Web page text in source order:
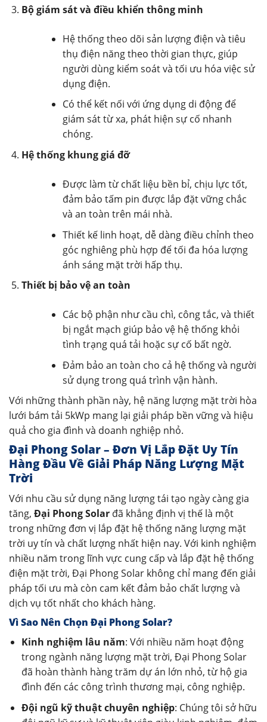
Bộ giám sát và điều khiển thông minh
Hệ thống theo dõi sản lượng điện và tiêu
thụ điện năng theo thời gian thực, giúp
người dùng kiểm soát và tối ưu hóa việc sử
dụng điện.
Có thể kết nối với ứng dụng di động để
giám sát từ xa, phát hiện sự cố nhanh
chóng.
Hệ thống khung giá đỡ
Được làm từ chất liệu bền bỉ, chịu lực tốt,
đảm bảo tấm pin được lắp đặt vững chắc
và an toàn trên mái nhà.
Thiết kế linh hoạt, dễ dàng điều chỉnh theo
góc nghiêng phù hợp để tối đa hóa lượng
ánh sáng mặt trời hấp thụ.
Thiết bị bảo vệ an toàn
Các bộ phận như cầu chì, công tắc, và thiết
bị ngắt mạch giúp bảo vệ hệ thống khỏi
tình trạng quá tải hoặc sự cố bất ngờ.
Đảm bảo an toàn cho cả hệ thống và người
sử dụng trong quá trình vận hành.
Với những thành phần này, hệ năng lượng mặt trời hòa
lưới bám tải 5kWp mang lại giải pháp bền vững và hiệu
quả cho gia đình và doanh nghiệp nhỏ.
Đại Phong Solar – Đơn Vị Lắp Đặt Uy Tín
Hàng Đầu Về Giải Pháp Năng Lượng Mặt
Trời
Với nhu cầu sử dụng năng lượng tái tạo ngày càng gia
tăng, Đại Phong Solar đã khẳng định vị thế là một
trong những đơn vị lắp đặt hệ thống năng lượng mặt
trời uy tín và chất lượng nhất hiện nay. Với kinh nghiệm
nhiều năm trong lĩnh vực cung cấp và lắp đặt hệ thống
điện mặt trời, Đại Phong Solar không chỉ mang đến giải
pháp tối ưu mà còn cam kết đảm bảo chất lượng và
dịch vụ tốt nhất cho khách hàng.
Vì Sao Nên Chọn Đại Phong Solar?
Kinh nghiệm lâu năm: Với nhiều năm hoạt động
trong ngành năng lượng mặt trời, Đại Phong Solar
đã hoàn thành hàng trăm dự án lớn nhỏ, từ hộ gia
đình đến các công trình thương mại, công nghiệp.
Đội ngũ kỹ thuật chuyên nghiệp: Chúng tôi sở hữu